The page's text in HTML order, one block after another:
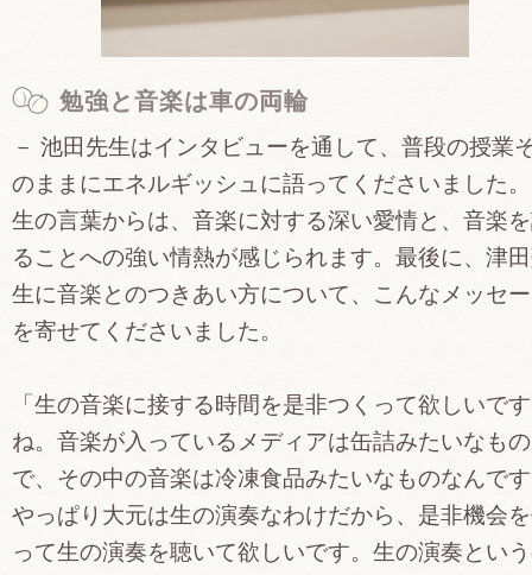
勉強と音楽は車の両輪
－ 池田先生はインタビューを通して、普段の授業
のままにエネルギッシュに語ってくださいました
生の言葉からは、音楽に対する深い愛情と、音楽
ることへの強い情熱が感じられます。最後に、津
生に音楽とのつきあい方について、こんなメッセ
を寄せてくださいました。
「生の音楽に接する時間を是非つくって欲しいです
ね。音楽が入っているメディアは缶詰みたいなもの
で、その中の音楽は冷凍食品みたいなものなんで
やっぱり大元は生の演奏なわけだから、是非機会
って生の演奏を聴いて欲しいです。生の演奏とい